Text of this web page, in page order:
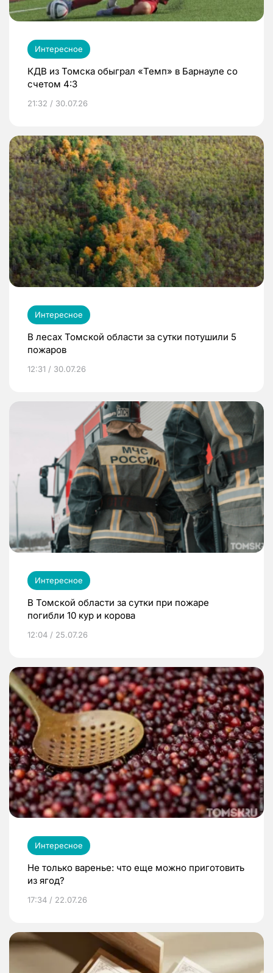
Интересное
КДВ из Томска обыграл «Темп» в Барнауле со
счетом 4:3
21:32 / 30.07.26
Интересное
В лесах Томской области за сутки потушили 5
пожаров
12:31 / 30.07.26
Интересное
В Томской области за сутки при пожаре
погибли 10 кур и корова
12:04 / 25.07.26
Интересное
Не только варенье: что еще можно приготовить
из ягод?
17:34 / 22.07.26